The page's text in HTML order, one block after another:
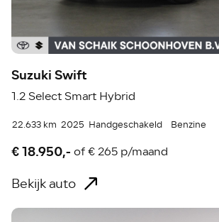
Suzuki Swift
1.2 Select Smart Hybrid
22.633 km 2025 Handgeschakeld Benzine
€ 18.950,- of€ 265 p/maand
Bekijk auto